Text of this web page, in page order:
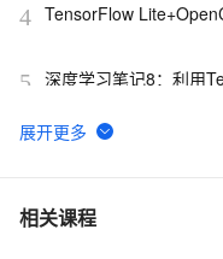
4 TensorFlow
5 深度学习笔记8：利用
6 Tensorflow可视化编程
7 TensorFlow与PyTorch
相关课程